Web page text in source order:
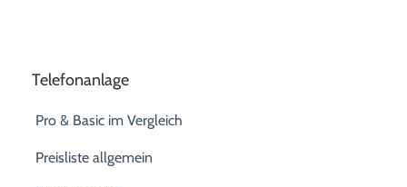
Telefonanlage
Pro & Basic im Vergleich
Preisliste allgemein